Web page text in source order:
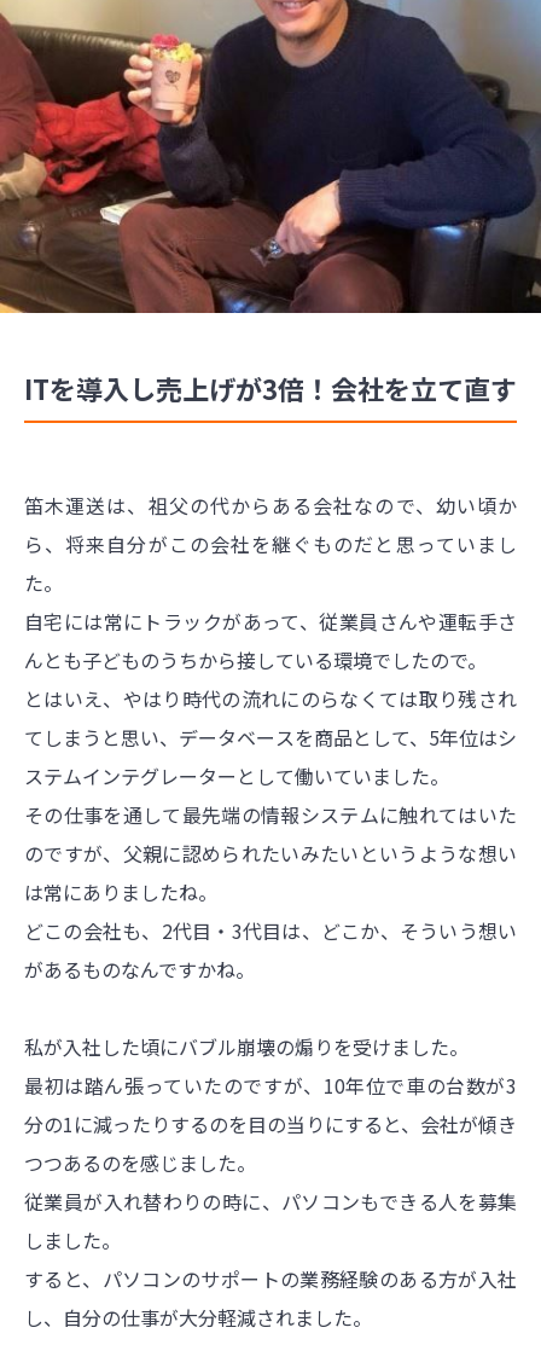
ITを導入し売上げが3倍！会社を立て直す
笛木運送は、祖父の代からある会社なので、幼い頃か
ら、将来自分がこの会社を継ぐものだと思っていまし
た。
自宅には常にトラックがあって、従業員さんや運転手さ
んとも子どものうちから接している環境でしたので。
とはいえ、やはり時代の流れにのらなくては取り残され
てしまうと思い、データベースを商品として、5年位はシ
ステムインテグレーターとして働いていました。
その仕事を通して最先端の情報システムに触れてはいた
のですが、父親に認められたいみたいというような想い
は常にありましたね。
どこの会社も、2代目・3代目は、どこか、そういう想い
があるものなんですかね。
私が入社した頃にバブル崩壊の煽りを受けました。
最初は踏ん張っていたのですが、10年位で車の台数が3
分の1に減ったりするのを目の当りにすると、会社が傾き
つつあるのを感じました。
従業員が入れ替わりの時に、パソコンもできる人を募集
しました。
すると、パソコンのサポートの業務経験のある方が入社
し、自分の仕事が大分軽減されました。